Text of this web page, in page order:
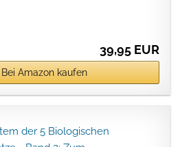
39,95 EUR
Bei Amazon kaufen